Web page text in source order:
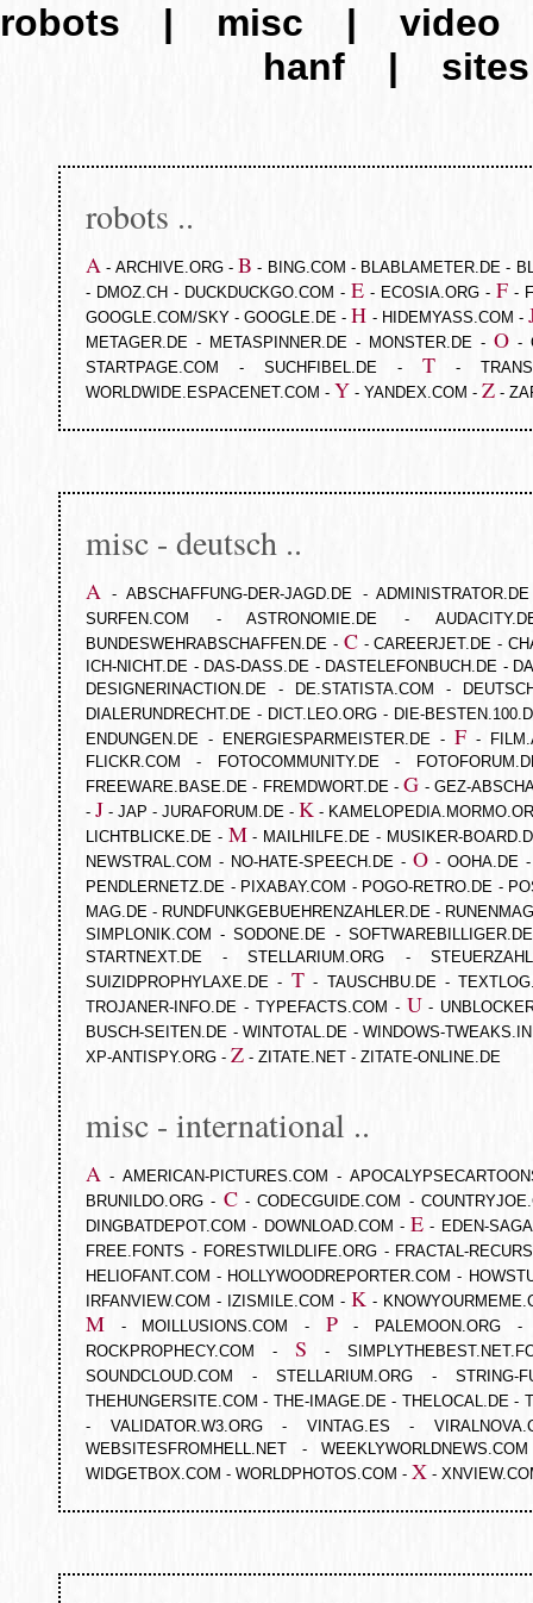
robots | misc | video
hanf|
robots ..
A - ARCHIVE.ORG- B - BING.COM - BLABLAMETER.DE -
- DMOZ.CH - DUCKDUCKGO.COM - E - ECOSIA.ORG - F -
GOOGLE.COM/SKY -GOOGLE.DE -H - HIDEMYASS.COM -
METAGER.DE - METASPINNER.DE - MONSTER.DE - O -
STARTPAGE.COM
- SUCHFIBEL.DE- T-
WORLDWIDE.ESPACENET.COM - Y - YANDEX.COM - Z -
misc - deutsch ..
A - ABSCHAFFUNG-DER-JAGD.DE-ADMINISTRATOR.DE
SURFEN.COM
-ASTRONOMIE.DE -
BUNDESWEHRABSCHAFFEN.DE - C-CAREERJET.DE -
ICH-NICHT.DE - DAS-DASS.DE - DASTELEFONBUCH.DE -
DESIGNERINACTION.DE - DE.STATISTA.COM -
DIALERUNDRECHT.DE - DICT.LEO.ORG- DIE-
ENDUNGEN.DE - ENERGIESPARMEISTER.DE - F -
FLICKR.COM
- FOTOCOMMUNITY.DE-
FREEWARE.BASE.DE - FREMDWORT.DE-G -GEZ-
- J - JAP - JURAFORUM.DE - K -
LICHTBLICKE.DE - M- MAILHILFE.DE - MUSIKER-
NEWSTRAL.COM - NO-HATE-SPEECH.DE- O- OOHA.DE
PENDLERNETZ.DE - PIXABAY.COM - POGO-RETRO.DE -
MAG.DE - RUNDFUNKGEBUEHRENZAHLER.DE -
SIMPLONIK.COM -SODONE.DE - SOFTWAREBILLIGER.DE
STARTNEXT.DE -STELLARIUM.ORG -
SUIZIDPROPHYLAXE.DE - T- TAUSCHBU.DE-
TROJANER-INFO.DE - TYPEFACTS.COM - U -
BUSCH-SEITEN.DE -WINTOTAL.DE -WINDOWS-
XP-ANTISPY.ORG - Z - ZITATE.NET - ZITATE-ONLINE.DE
misc - international ..
A - AMERICAN-PICTURES.COM -
BRUNILDO.ORG - C-CODECGUIDE.COM -
DINGBATDEPOT.COM - DOWNLOAD.COM -E - EDEN-
FREE.FONTS - FORESTWILDLIFE.ORG- FRACTAL-
HELIOFANT.COM - HOLLYWOODREPORTER.COM -
IRFANVIEW.COM - IZISMILE.COM - K-
M - MOILLUSIONS.COM - P- PALEMOON.ORG
ROCKPROPHECY.COM
-S -
SOUNDCLOUD.COM
-STELLARIUM.ORG -STRING-
THEHUNGERSITE.COM - THE-IMAGE.DE- THELOCAL.DE-
- VALIDATOR.W3.ORG- VINTAG.ES -
WEBSITESFROMHELL.NET -WEEKLYWORLDNEWS.COM
WIDGETBOX.COM - WORLDPHOTOS.COM - X -